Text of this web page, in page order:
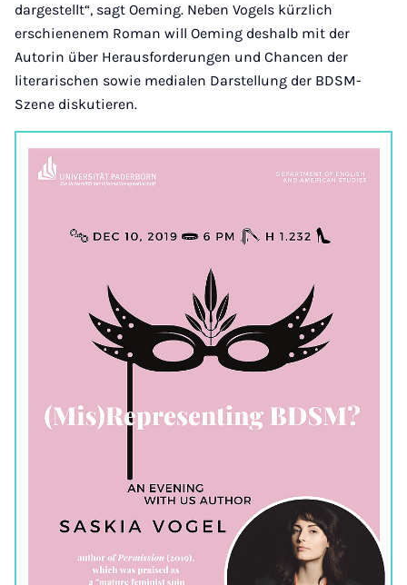
dargestellt“, sagt Oeming. Neben Vogels kürzlich
erschienenem Roman will Oeming deshalb mit der
Autorin über Herausforderungen und Chancen der
literarischen sowie medialen Darstellung der BDSM-
Szene diskutieren.